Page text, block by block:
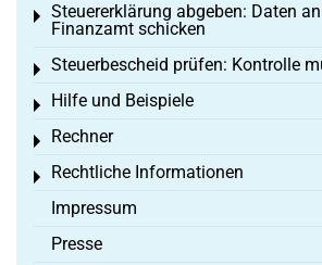
Steuererklärung abgeben: Daten
Finanzamt schicken
Toggle menu
Steuerbescheid prüfen: Kontrolle
Toggle menu
Hilfe und Beispiele
Toggle menu
Rechner
Toggle menu
Rechtliche Informationen
Toggle menu
Impressum
Presse